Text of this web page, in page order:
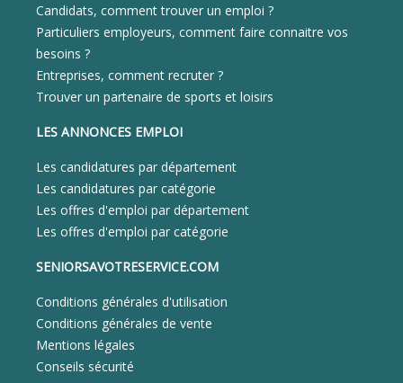
Candidats, comment trouver un emploi ?
Particuliers employeurs, comment faire connaitre vos
besoins ?
Entreprises, comment recruter ?
Trouver un partenaire de sports et loisirs
LES ANNONCES EMPLOI
Les candidatures par département
Les candidatures par catégorie
Les offres d'emploi par département
Les offres d'emploi par catégorie
SENIORSAVOTRESERVICE.COM
Conditions générales d'utilisation
Conditions générales de vente
Mentions légales
Conseils sécurité